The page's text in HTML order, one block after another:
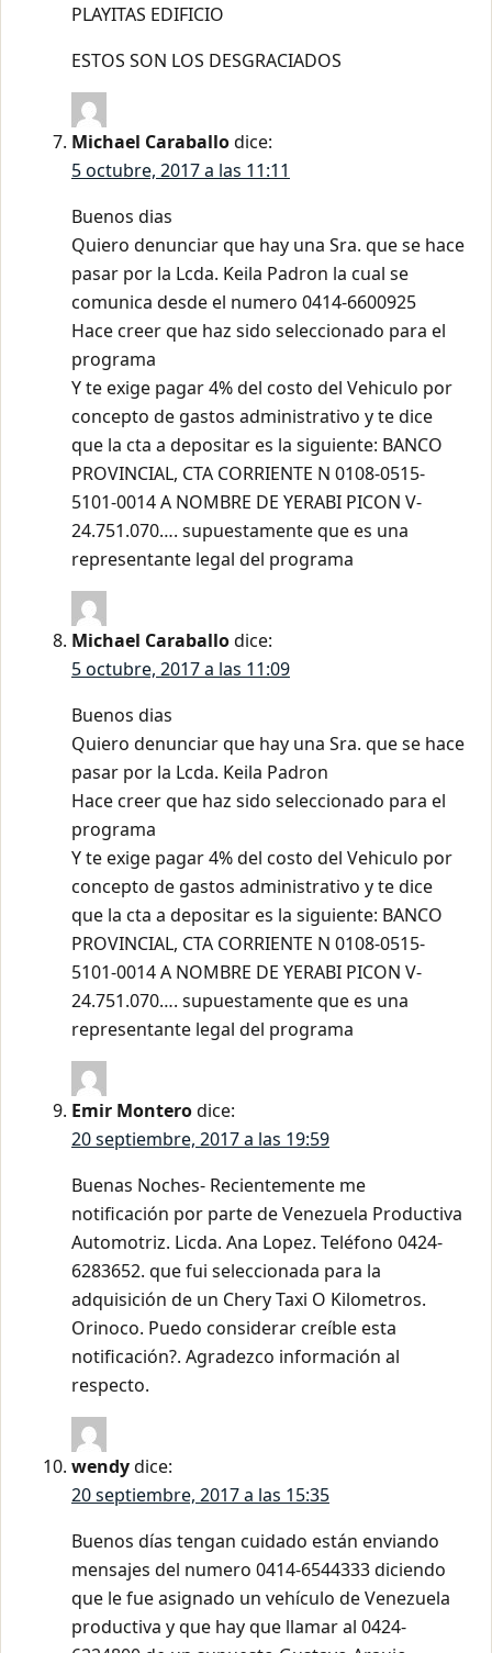
PLAYITAS EDIFICIO
ESTOS SON LOS DESGRACIADOS
Michael Caraballodice:
5 octubre, 2017 a las 11:11
Buenos dias
Quiero denunciar que hay una Sra. que se hace
pasar por la Lcda. Keila Padron la cual se
comunica desde el numero 0414-6600925
Hace creer que haz sido seleccionado para el
programa
Y te exige pagar 4% del costo del Vehiculo por
concepto de gastos administrativo y te dice
que la cta a depositar es la siguiente: BANCO
PROVINCIAL, CTA CORRIENTE N 0108-0515-
5101-0014 A NOMBRE DE YERABI PICON V-
24.751.070…. supuestamente que es una
representante legal del programa
Michael Caraballodice:
5 octubre, 2017 a las 11:09
Buenos dias
Quiero denunciar que hay una Sra. que se hace
pasar por la Lcda. Keila Padron
Hace creer que haz sido seleccionado para el
programa
Y te exige pagar 4% del costo del Vehiculo por
concepto de gastos administrativo y te dice
que la cta a depositar es la siguiente: BANCO
PROVINCIAL, CTA CORRIENTE N 0108-0515-
5101-0014 A NOMBRE DE YERABI PICON V-
24.751.070…. supuestamente que es una
representante legal del programa
Emir Monterodice:
20 septiembre, 2017 a las 19:59
Buenas Noches- Recientemente me
notificación por parte de Venezuela Productiva
Automotriz. Licda. Ana Lopez. Teléfono 0424-
6283652. que fui seleccionada para la
adquisición de un Chery Taxi O Kilometros.
Orinoco. Puedo considerar creíble esta
notificación?. Agradezco información al
respecto.
wendydice:
20 septiembre, 2017 a las 15:35
Buenos días tengan cuidado están enviando
mensajes del numero 0414-6544333 diciendo
que le fue asignado un vehículo de Venezuela
productiva y que hay que llamar al 0424-